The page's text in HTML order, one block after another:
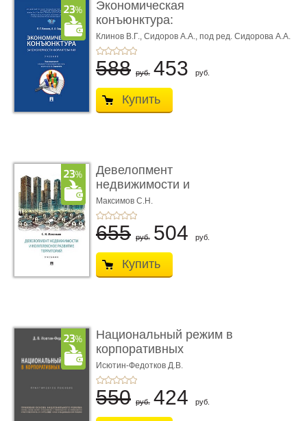
Экономическая
конъюнктура:
закономерности фо�
...
Клинов В.Г., Сидоров А.А., под ред. Сидорова А.А.
588 руб. 453 руб.
Купить
Девелопмент
недвижимости и
комплексное разви� ...
Максимов С.Н.
655 руб. 504 руб.
Купить
Национальный режим в
корпоративных
закупках. � ...
Исютин-Федотков Д.В.
550 руб. 424 руб.